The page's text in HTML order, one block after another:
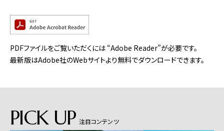
PDFファイルをご覧いただくには “Adobe Reader”が必要です。
最新版はAdobe社のWebサイトより無料でダウンロードできます。
PICK UP 注目コンテンツ